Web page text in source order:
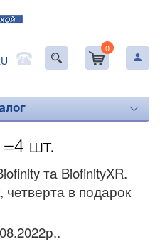
0
шт.
та BiofinityXR.
четверта в подарок